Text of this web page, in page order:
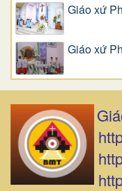
Giáo xứ
Giáo xứ